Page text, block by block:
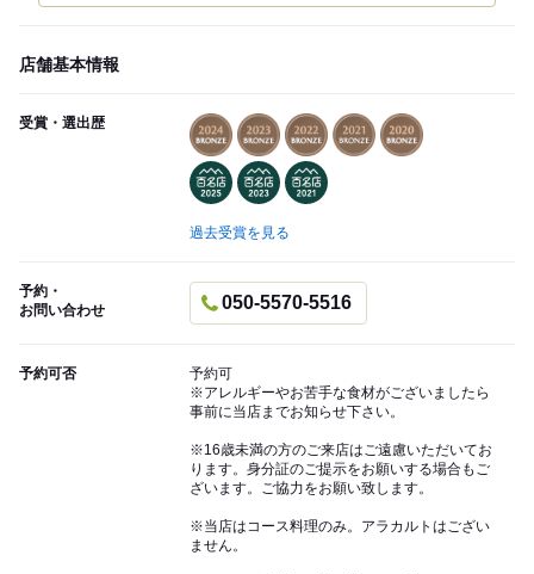
店舗基本情報
受賞・選出歴
過去受賞を見る
予約・
お問い合わせ
050-5570-5516
予約可否
予約可
※アレルギーやお苦手な食材がございましたら
事前に当店までお知らせ下さい。
※16歳未満の方のご来店はご遠慮いただいてお
ります。身分証のご提示をお願いする場合もご
ざいます。ご協力をお願い致します。
※当店はコース料理のみ。アラカルトはござい
ません。